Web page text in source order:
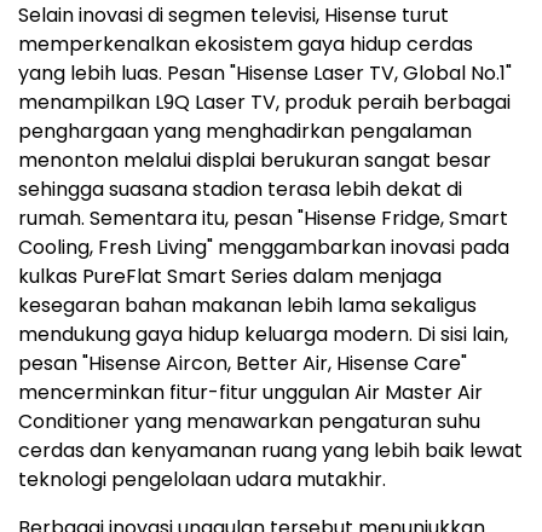
Selain inovasi di segmen televisi, Hisense turut
memperkenalkan ekosistem gaya hidup cerdas
yang lebih luas. Pesan "Hisense Laser TV, Global No.1"
menampilkan L9Q Laser TV, produk peraih berbagai
penghargaan yang menghadirkan pengalaman
menonton melalui displai berukuran sangat besar
sehingga suasana stadion terasa lebih dekat di
rumah. Sementara itu, pesan "Hisense Fridge, Smart
Cooling, Fresh Living" menggambarkan inovasi pada
kulkas PureFlat Smart Series dalam menjaga
kesegaran bahan makanan lebih lama sekaligus
mendukung gaya hidup keluarga modern. Di sisi lain,
pesan "Hisense Aircon, Better Air, Hisense Care"
mencerminkan fitur-fitur unggulan Air Master Air
Conditioner yang menawarkan pengaturan suhu
cerdas dan kenyamanan ruang yang lebih baik lewat
teknologi pengelolaan udara mutakhir.